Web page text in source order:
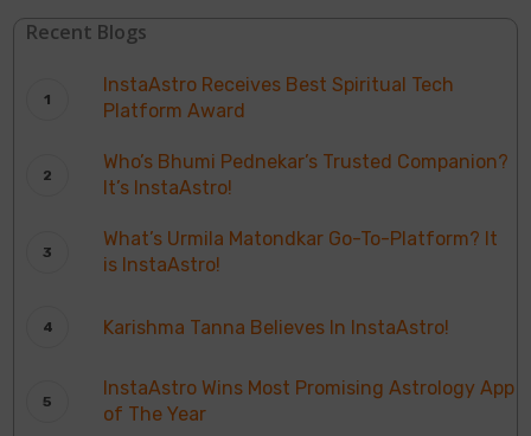
Recent Blogs
InstaAstro Receives Best Spiritual Tech
Platform Award
Who’s Bhumi Pednekar’s Trusted Companion?
It’s InstaAstro!
What’s Urmila Matondkar Go-To-Platform? It
is InstaAstro!
Karishma Tanna Believes In InstaAstro!
InstaAstro Wins Most Promising Astrology App
of The Year